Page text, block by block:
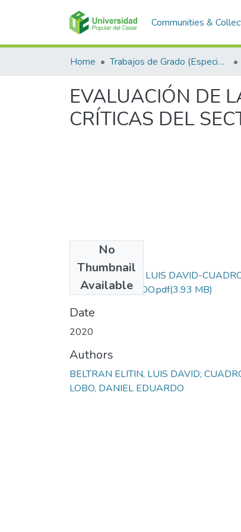
Communities &
Home Trabajos de Grado (Especializaciones y Pregrados)
EVALUACIÓN DE
CRÍTICAS DEL
No
Thumbnail
Available
BELTRAN ELITIN LUIS DAVID-
DANIEL EDUARDO.pdf(3.93 MB)
Date
2020
Authors
BELTRAN ELITIN, LUIS DAVID;
LOBO, DANIEL EDUARDO